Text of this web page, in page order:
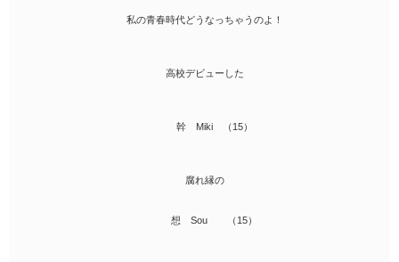
私の青春時代どうなっちゃうのよ！
高校デビューした
幹 Miki （15）
腐れ縁の
想 Sou （15）